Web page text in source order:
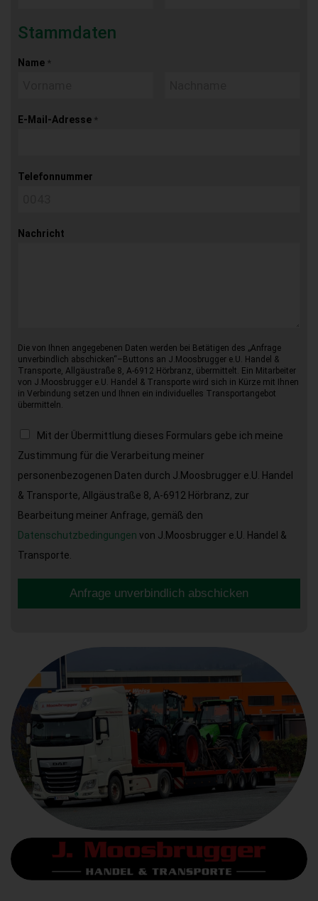
Stammdaten
Name *
E-Mail-Adresse *
Telefonnummer
Nachricht
Die von Ihnen angegebenen Daten werden bei Betätigen des „Anfrage
unverbindlich abschicken“–Buttons an J.Moosbrugger e.U. Handel &
Transporte, Allgäustraße 8, A-6912 Hörbranz, übermittelt. Ein Mitarbeiter
von J.Moosbrugger e.U. Handel & Transporte wird sich in Kürze mit Ihnen
in Verbindung setzen und Ihnen ein individuelles Transportangebot
übermitteln.
Mit der Übermittlung dieses Formulars gebe ich meine
Zustimmung für die Verarbeitung meiner
personenbezogenen Daten durch J.Moosbrugger e.U. Handel
& Transporte, Allgäustraße 8, A-6912 Hörbranz, zur
Bearbeitung meiner Anfrage, gemäß den
Datenschutzbedingungen von J.Moosbrugger e.U. Handel &
Transporte.
Anfrage unverbindlich abschicken